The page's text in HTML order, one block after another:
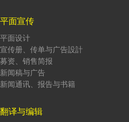
平面宣传
平面设计
宣传册、传单与广告設計
募资、销售简报
新闻稿与广告
新闻通讯、报告与书籍
翻译与编辑